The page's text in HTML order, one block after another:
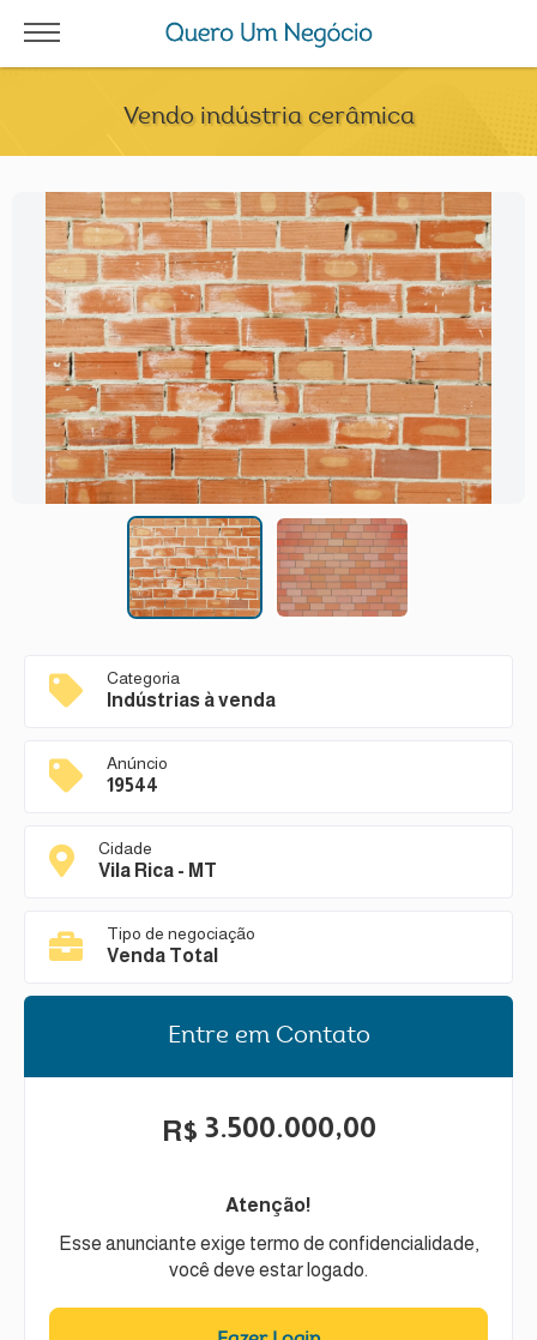
Vendo indústria cerâmica
Categoria
Indústrias à venda
Anúncio
19544
Cidade
Vila Rica - MT
Tipo de negociação
Venda Total
Entre em Contato
R$ 3.500.000,00
Atenção!
Esse anunciante exige termo de confidencialidade,
você deve estar logado.